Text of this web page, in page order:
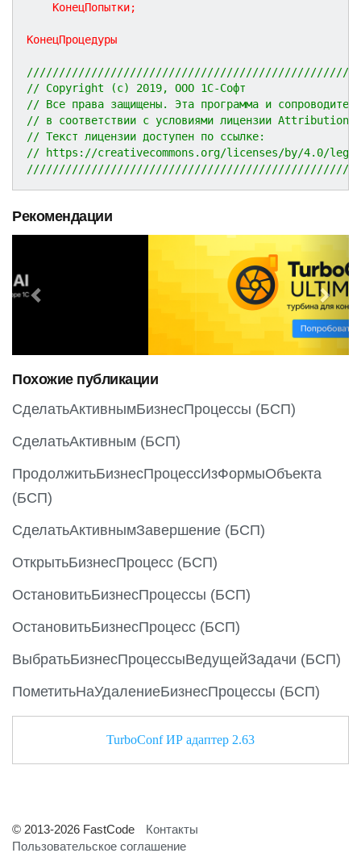
КонецПопытки;
КонецПроцедуры
// Copyright (c) 2019, ООО 1С-Софт
// Все права защищены. Эта программа и
// в соответствии с условиями лицензии
// Текст лицензии доступен по ссылке:
// https://creativecommons.org/licenses/by/4.0/
Рекомендации
e
o
u
s
e
x
t
Похожие публикации
СделатьАктивнымБизнесПроцессы (БСП)
СделатьАктивным (БСП)
ПродолжитьБизнесПроцессИзФормыОбъекта
(БСП)
СделатьАктивнымЗавершение (БСП)
ОткрытьБизнесПроцесс (БСП)
ОстановитьБизнесПроцессы (БСП)
ОстановитьБизнесПроцесс (БСП)
ВыбратьБизнесПроцессыВедущейЗадачи (БСП)
ПометитьНаУдалениеБизнесПроцессы (БСП)
TurboConf ИР адаптер 2.63
© 2013-2026 FastCode
Контакты
Пользовательское соглашение